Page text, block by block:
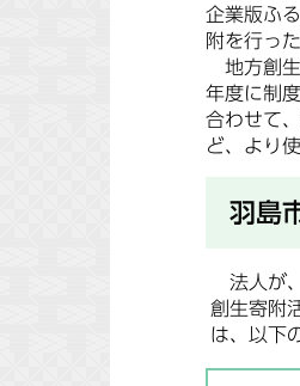
企業版ふ
附を行っ
地方創生
年度に制
合わせて
ど、より
羽島
法人が
創生寄附
は、以下